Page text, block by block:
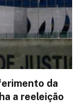
da
a reeleição